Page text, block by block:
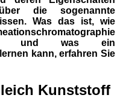
die sogenannte
Was das ist, wie
und was ein
kann, erfahren Sie
Kunststoff